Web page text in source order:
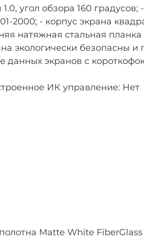
угол обзора 160 градусов;
2000; - корпус экрана
натяжная стальная
экологически безопасны и
данных экранов с
ИК управление: Нет
Matte White